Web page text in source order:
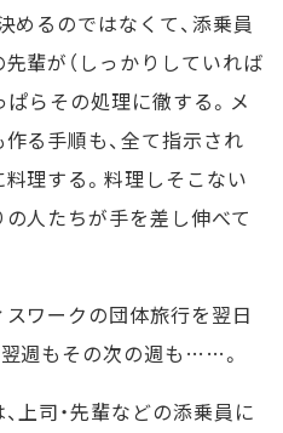
めるのではなくて、添乗員
輩が（しっかりしていれば
ぱらその処理に徹する。メ
る手順も、全て指示され
理する。料理しそこない
人たちが手を差し伸べて
ワークの団体旅行を翌日
週もその次の週も……。
上司・先輩などの添乗員に